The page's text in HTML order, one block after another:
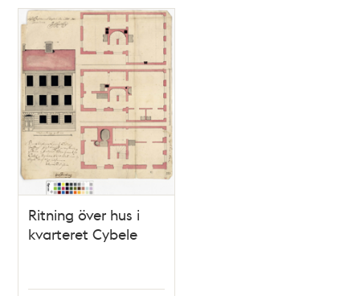
Ritning över hus i
kvarteret Cybele